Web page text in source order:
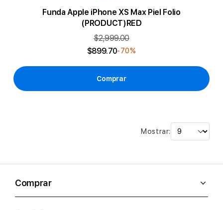
Funda Apple iPhone XS Max Piel Folio
(PRODUCT)RED
$2,999.00
$899.70-70%
Comprar
Mostrar:
Comprar